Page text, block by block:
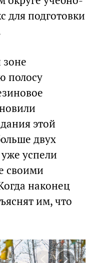
для подготовки
полосу
этой
двух
успели
своими
наконец
им, что